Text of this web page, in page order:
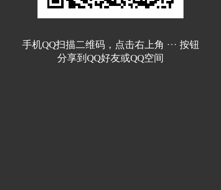
手机QQ扫描二维码，点击右上角 ··· 按钮
分享到QQ好友或QQ空间